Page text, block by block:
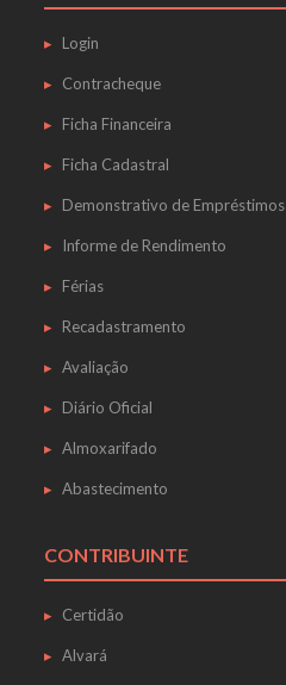
Login
Contracheque
Ficha Financeira
Ficha Cadastral
Demonstrativo de Empréstimos
Informe de Rendimento
Férias
Recadastramento
Avaliação
Diário Oficial
Almoxarifado
Abastecimento
CONTRIBUINTE
Certidão
Alvará